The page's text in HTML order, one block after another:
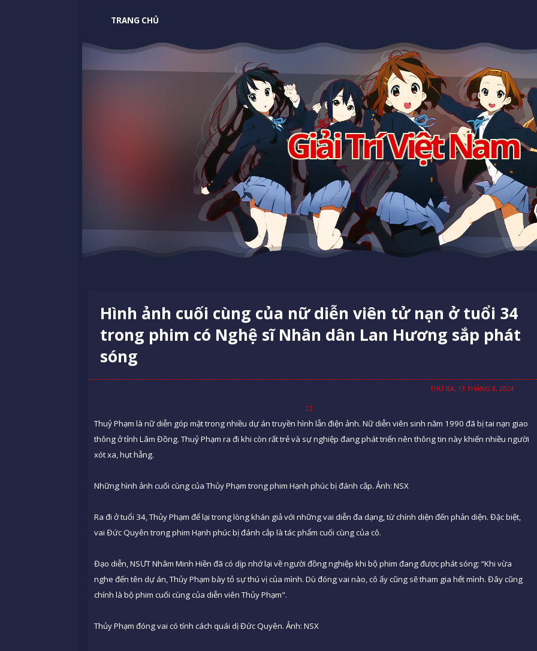
TRANG CHỦ
Giải Trí Việt Nam
Hình ảnh cuối cùng của nữ diễn viên tử nạn ở tuổi 34
trong phim có Nghệ sĩ Nhân dân Lan Hương sắp phát
sóng
THỨ BA, 13 THÁNG 8, 2024
Thuỷ Phạm là nữ diễn góp mặt trong nhiều dự án truyền hình lẫn điện ảnh. Nữ diễn viên sinh năm 1990 đã bị tai nạn giao
thông ở tỉnh Lâm Đồng. Thuỷ Phạm ra đi khi còn rất trẻ và sự nghiệp đang phát triển nên thông tin này khiến nhiều người
xót xa, hụt hẫng.
Những hình ảnh cuối cùng của Thủy Phạm trong phim Hạnh phúc bị đánh cắp. Ảnh: NSX
Ra đi ở tuổi 34, Thủy Phạm để lại trong lòng khán giả với những vai diễn đa dạng, từ chính diện đến phản diện. Đặc biệt,
vai Đức Quyên trong phim Hạnh phúc bị đánh cắp là tác phẩm cuối cùng của cô.
Đạo diễn, NSƯT Nhâm Minh Hiền đã có dịp nhớ lại về người đồng nghiệp khi bộ phim đang được phát sóng: “Khi vừa
nghe đến tên dự án, Thủy Phạm bày tỏ sự thú vị của mình. Dù đóng vai nào, cô ấy cũng sẽ tham gia hết mình. Đây cũng
chính là bộ phim cuối cùng của diễn viên Thủy Phạm".
Thủy Phạm đóng vai có tính cách quái dị Đức Quyên. Ảnh: NSX